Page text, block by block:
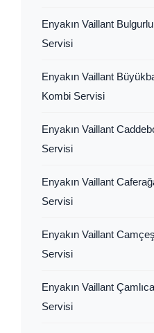
Enyakın Vaillant
Servisi
Enyakın Vaillant
Kombi Servisi
Enyakın Vaillant
Servisi
Enyakın Vaillant
Servisi
Enyakın Vaillant
Servisi
Enyakın Vaillant
Servisi